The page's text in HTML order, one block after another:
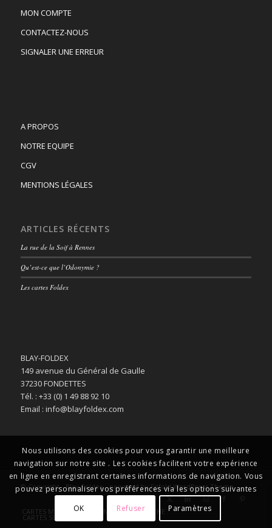
MON COMPTE
CONTACTEZ-NOUS
SIGNALER UNE ERREUR
A PROPOS
NOTRE EQUIPE
CGV
MENTIONS LÉGALES
ARTICLES RÉCENTS
La rue de la Soif à Rennes
Qu’est-ce que l’Odonymie ?
Les cartes Foldex
BLAY-FOLDEX
149 avenue du Général de Gaulle
37230 FONDETTES
Tél. : +33 (0) 1 49 88 92 10
Email : info@blayfoldex.com
© Copyright -Blay-Foldex-powered by Enfold WordPress Theme
CARTES MURALES PLANS DE VILLE POCHE
CARTES SUR MESURE
Nous utilisons des cookies pour vous garantir une meilleure
navigation sur notre site . Les cookies facilitent votre expérience
en ligne en enregistrant certaines informations de navigation. Vous
pouvez personnaliser vos préférences via les options suivantes
OK
Refuser Paramètres